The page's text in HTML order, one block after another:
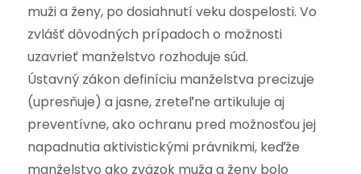
muži a ženy, po dosiahnutí veku dospelosti. Vo
zvlášť dôvodných prípadoch o možnosti
uzavrieť manželstvo rozhoduje súd.
Ústavný zákon definíciu manželstva precizuje
(upresňuje) a jasne, zreteľne artikuluje aj
preventívne, ako ochranu pred možnosťou jej
napadnutia aktivistickými právnikmi, keďže
manželstvo ako zväzok muža a ženy bolo